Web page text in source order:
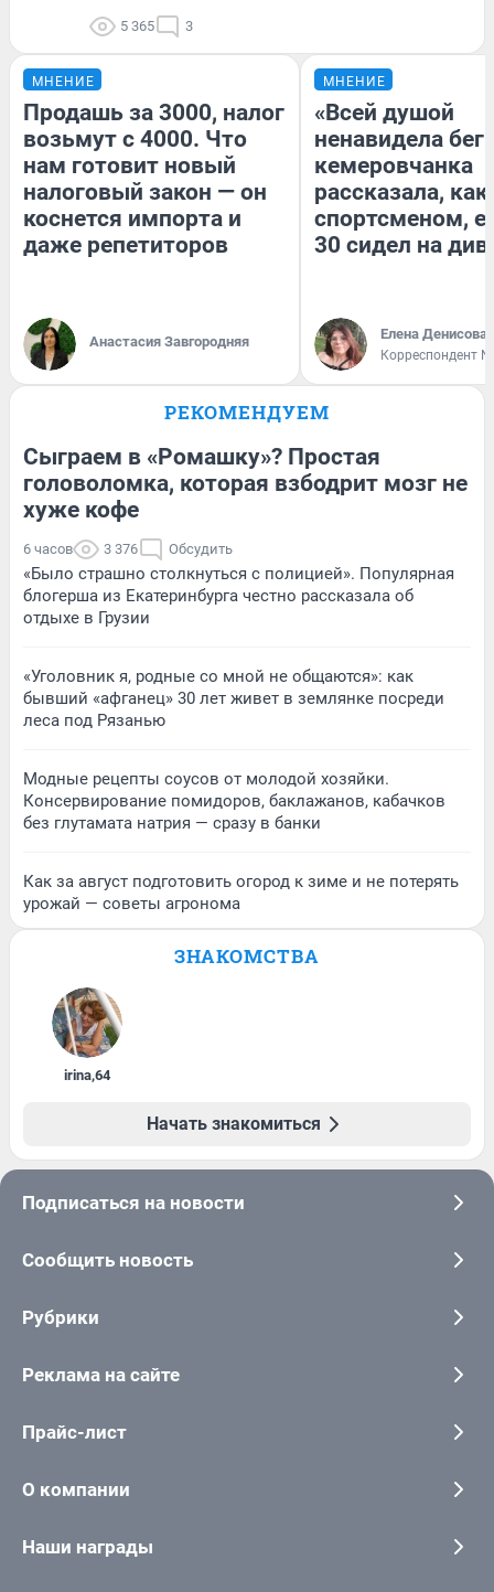
5 365 3
МНЕНИЕ
Продашь за 3000, налог
возьмут с 4000. Что
нам готовит новый
налоговый закон — он
коснется импорта и
даже репетиторов
Анастасия Завгородняя
МНЕНИЕ
«Всей душой
ненавидела
кемеровчанка
рассказала, как
спортсменом,
30 сидел на
Елена Денисова
Корреспондент
РЕКОМЕНДУЕМ
Сыграем в «Ромашку»? Простая
головоломка, которая взбодрит мозг не
хуже кофе
6 часов 3 376 Обсудить
«Было страшно столкнуться с полицией». Популярная
блогерша из Екатеринбурга честно рассказала об
отдыхе в Грузии
«Уголовник я, родные со мной не общаются»: как
бывший «афганец» 30 лет живет в землянке посреди
леса под Рязанью
Модные рецепты соусов от молодой хозяйки.
Консервирование помидоров, баклажанов, кабачков
без глутамата натрия — сразу в банки
Как за август подготовить огород к зиме и не потерять
урожай — советы агронома
ЗНАКОМСТВА
irina,64
Начать знакомиться
Подписаться на новости
Сообщить новость
Рубрики
Реклама на сайте
Прайс-лист
О компании
Наши награды